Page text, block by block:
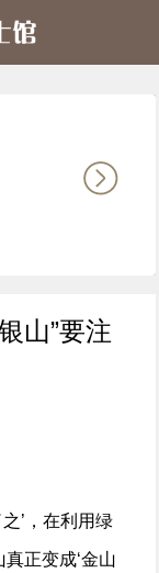
山”要注
’，在利用绿
正变成‘金山